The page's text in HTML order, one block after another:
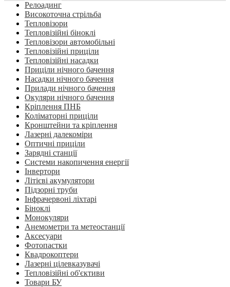
Релоадинг
Високоточна стрільба
Тепловізори
Тепловізійні біноклі
Тепловізори автомобільні
Тепловізійні приціли
Тепловізійні насадки
Приціли нічного бачення
Насадки нічного бачення
Прилади нічного бачення
Окуляри нічного бачення
Кріплення ПНБ
Коліматорні приціли
Кронштейни та кріплення
Лазерні далекоміри
Оптичні приціли
Зарядні станції
Системи накопичення енергії
Інвертори
Літієві акумулятори
Підзорні труби
Інфрачервоні ліхтарі
Біноклі
Монокуляри
Анемометри та метеостанції
Аксесуари
Фотопастки
Квадрокоптери
Лазерні цілевказувачі
Тепловізійні об'єктиви
Товари БУ